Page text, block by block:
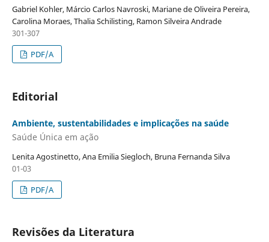
Gabriel Kohler, Márcio Carlos Navroski, Mariane de Oliveira Pereira,
Carolina Moraes, Thalia Schilisting, Ramon Silveira Andrade
301-307
PDF/A
Editorial
Ambiente, sustentabilidades e implicações na saúde
Saúde Única em ação
Lenita Agostinetto, Ana Emilia Siegloch, Bruna Fernanda Silva
01-03
PDF/A
Revisões da Literatura